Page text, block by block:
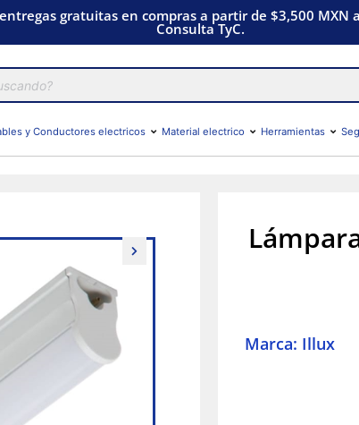
gratuitas en compras a partir de $3,500 MXN
Consulta TyC.
y Conductores electricos Material electrico Herramientas
Marca: Illux